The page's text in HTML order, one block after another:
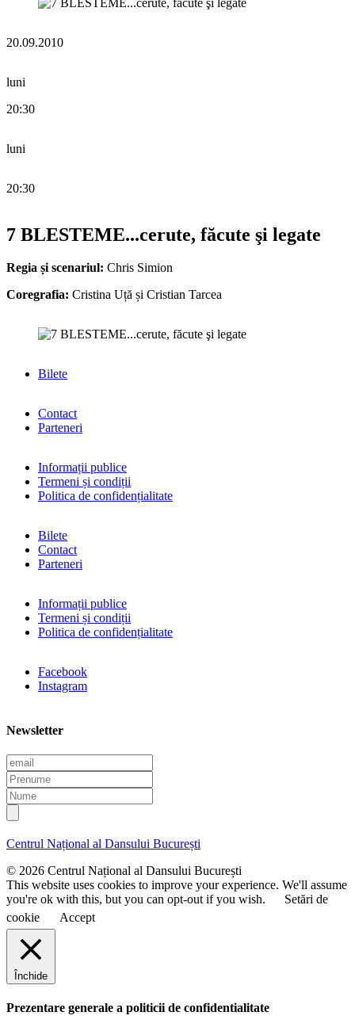
20.09.2010
luni
20:30
luni
20:30
7 BLESTEME...cerute, făcute şi legate
Regia și scenariul: Chris Simion
Coregrafia: Cristina Uță și Cristian Tarcea
Bilete
Contact
Parteneri
Informații publice
Termeni și condiții
Politica de confidențialitate
Bilete
Contact
Parteneri
Informații publice
Termeni și condiții
Politica de confidențialitate
Facebook
Instagram
Newsletter
E
m
a
i
l
P
r
e
n
m
N
u
m
e
Centrul Național al Dansului București
© 2026 Centrul Național al Dansului București
This website uses cookies to improve your experience. We'll assume
you're ok with this, but you can opt-out if you wish.
Setări de
cookie
Accept
Închide
Prezentare generale a politicii de confidentialitate